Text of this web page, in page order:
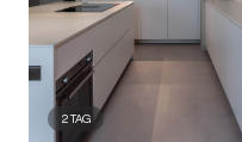
2TAG